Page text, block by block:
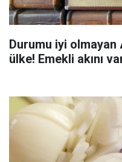
Durumu iyi olmayan
ülke! Emekli akını